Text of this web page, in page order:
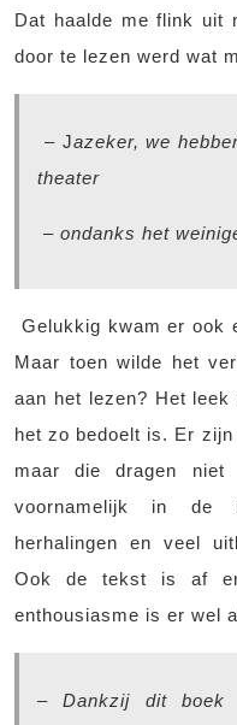
Dat haalde me flink uit
door te lezen werd wat
– Jazeker, we
theater
– ondanks het
Gelukkig kwam er ook
Maar toen wilde het
aan het lezen? Het
het zo bedoelt is. Er
maar die dragen
voornamelijk in de
herhalingen en veel
Ook de tekst is af
enthousiasme is er wel
–Dankzij dit